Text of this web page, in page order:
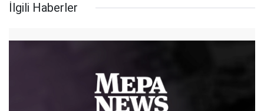
İlgili Haberler